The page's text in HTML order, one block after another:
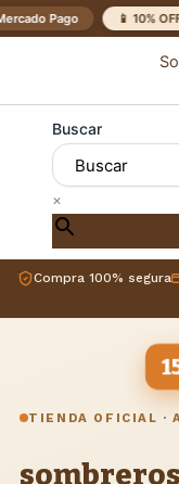
Pago 📱 10%
Ir
al
Buscar
×
Compra 100% segura
TIENDA OFICIAL ·